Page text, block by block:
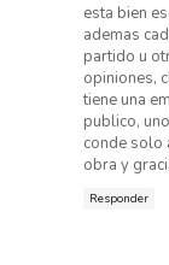
esta bien
ademas
partido u
opiniones,
tiene una
publico,
conde solo
obra y
Responder